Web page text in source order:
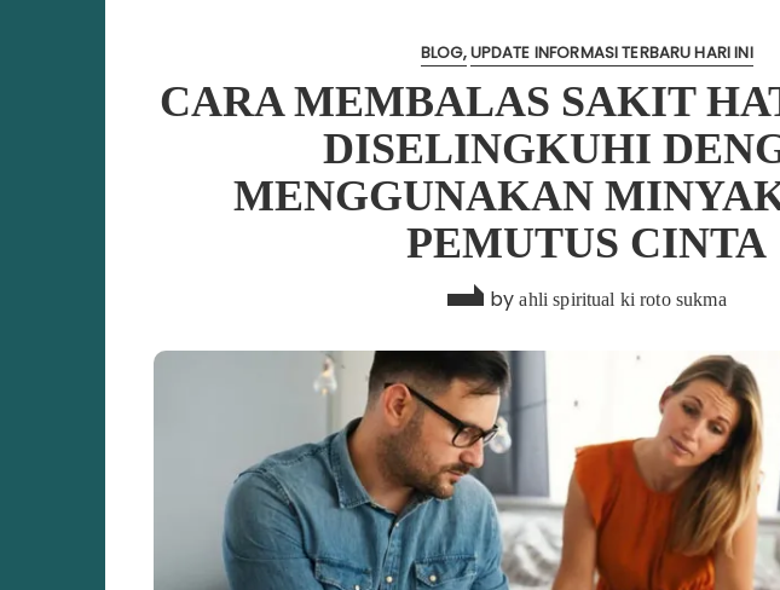
BLOG UPDATE INFORMASI TERBARU HARI INI
CARA MEMBALAS SAKIT
DISELINGKUHI
MENGGUNAKAN
PEMUTUS CINTA
byahli spiritual ki roto sukma